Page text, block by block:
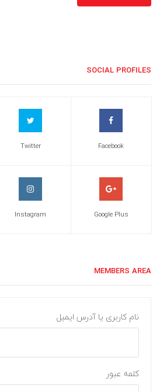
SOCIAL PROFILES
Facebook
Twitter
Google Plus
Instagram
MEMBERS AREA
نام کاربری یا آدرس ایمیل
کلمه عبور